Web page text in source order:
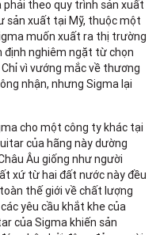
phải theo quy trình sản xuất
sản xuất tại Mỹ, thuộc một
muốn xuất ra thị trường
định nghiêm ngặt từ chọn
vì vướng mắc về thương
nhận, nhưng Sigma lại
cho một công ty khác tại
của hãng này dường
Âu giống như người
xứ từ hai đất nước này đều
thế giới về chất lượng
yêu cầu khắt khe của
của Sigma khiến sản